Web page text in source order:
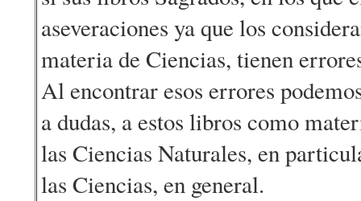
aseveraciones ya que los
materia de Ciencias, tienen
Al encontrar esos errores
a dudas, a estos libros como
las Ciencias Naturales, en
las Ciencias, en general.